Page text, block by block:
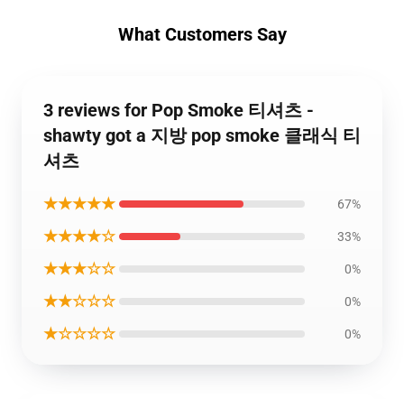
What Customers Say
3 reviews for Pop Smoke 티셔츠 -
shawty got a 지방 pop smoke 클래식 티
셔츠
★★★★★ 67%
★★★★☆ 33%
★★★☆☆ 0%
★★☆☆☆ 0%
★☆☆☆☆ 0%